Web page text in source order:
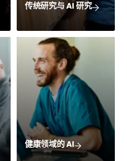
传统研究与 AI 研究
健康领域的 AI